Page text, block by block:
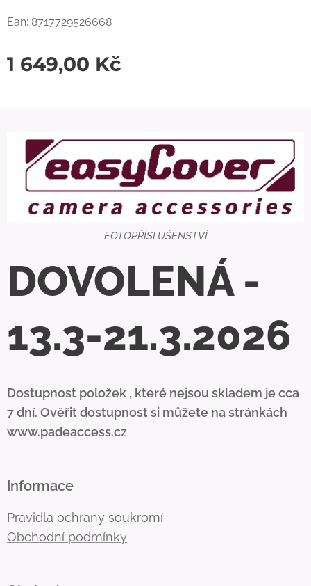
Ean: 8717729526668
1 649,00 Kč
FOTOPŘÍSLUŠENSTVÍ
DOVOLENÁ -
13.3-21.3.2026
Dostupnost položek , které nejsou skladem je cca
7 dní. Ověřit dostupnost si můžete na stránkách
www.padeaccess.cz
Informace
Pravidla ochrany soukromí
Obchodní podmínky